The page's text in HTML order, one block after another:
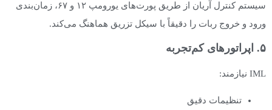
سیستم کنترل آریان از طریق پورت‌های یورومپ ۱۲ و ۶۷، زمان‌بندی
ورود و خروج ربات را دقیقاً با سیکل تزریق هماهنگ می‌کند.
۵. اپراتورهای کم‌تجربه
IML نیازمند:
تنظیمات دقیق